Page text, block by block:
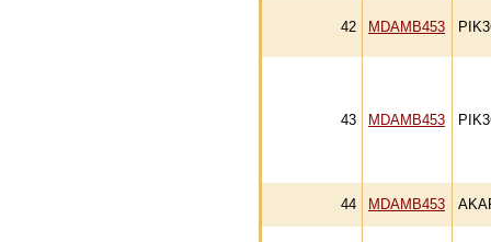
42 MDAMB453
43 MDAMB453
44 MDAMB453